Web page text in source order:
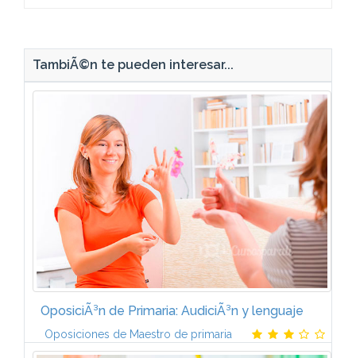
TambiÃ©n te pueden interesar...
OposiciÃ³n de Primaria: AudiciÃ³n y lenguaje
Oposiciones de Maestro de primaria